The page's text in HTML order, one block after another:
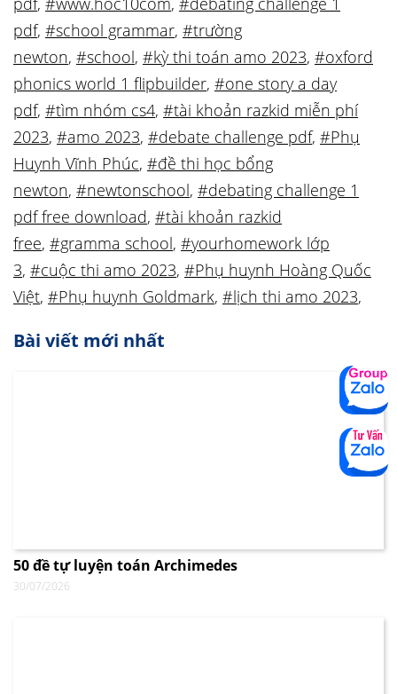
pdf, #school grammar, #trường
newton, #school, #kỳ thi toán amo 2023, #oxford
phonics world 1 flipbuilder, #one story a day
pdf, #tìm nhóm cs4, #tài khoản razkid miễn phí
2023, #amo 2023, #debate challenge pdf, #Phụ
Huynh Vĩnh Phúc, #đề thi học bổng
newton, #newtonschool, #debating challenge 1
pdf free download, #tài khoản razkid
free, #gramma school, #yourhomework lớp
3, #cuộc thi amo 2023, #Phụ huynh Hoàng Quốc
Việt, #Phụ huynh Goldmark, #lịch thi amo 2023,
Bài viết mới nhất
50 đề tự luyện toán Archimedes
30/07/2026